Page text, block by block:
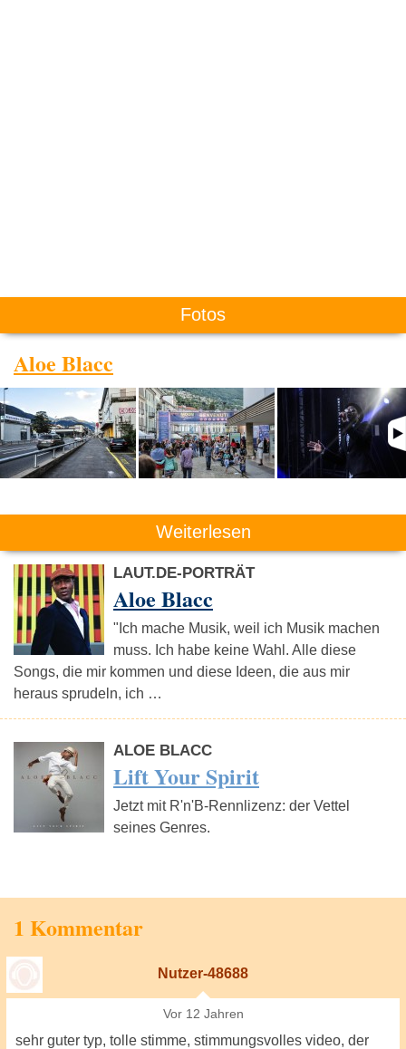
Fotos
Aloe Blacc
Weiterlesen
LAUT.DE-PORTRÄT
Aloe Blacc
"Ich mache Musik, weil ich Musik machen
muss. Ich habe keine Wahl. Alle diese
Songs, die mir kommen und diese Ideen, die aus mir
heraus sprudeln, ich …
ALOE BLACC
Lift Your Spirit
Jetzt mit R'n'B-Rennlizenz: der Vettel
seines Genres.
1 Kommentar
Nutzer-48688
Vor 12 Jahren
sehr guter typ, tolle stimme, stimmungsvolles video, der